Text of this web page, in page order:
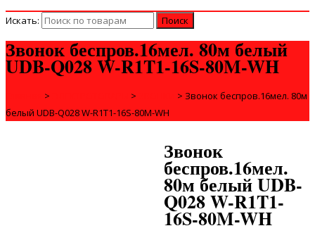
Искать:
Звонок беспров.16мел. 80м белый
UDB-Q028 W-R1T1-16S-80M-WH
> > > Звонок беспров.16мел. 80м
белый UDB-Q028 W-R1T1-16S-80M-WH
Звонок
беспров.16мел.
80м белый UDB-
Q028 W-R1T1-
16S-80M-WH